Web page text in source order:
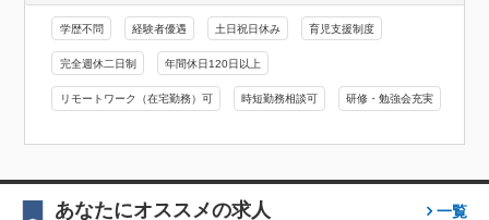
学歴不問 経験者優遇 土日祝日休み 育児支援制度
完全週休二日制 年間休日120日以上
リモートワーク（在宅勤務）可 時短勤務相談可 研修・勉強会充実
あなたにオススメの求人 一覧